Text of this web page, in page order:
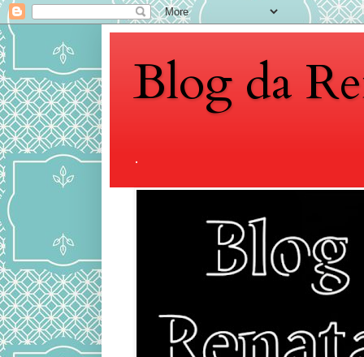
Blog da
.